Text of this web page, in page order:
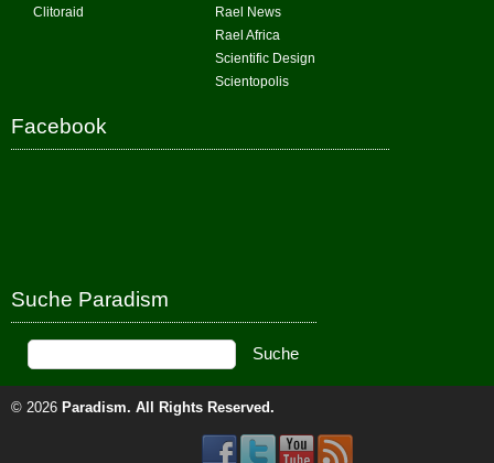
Clitoraid
Rael News
Rael Africa
Scientific Design
Scientopolis
Facebook
Suche Paradism
© 2026 Paradism. All Rights Reserved.